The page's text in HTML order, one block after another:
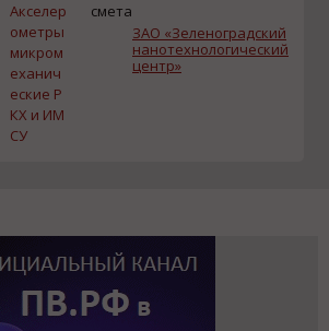
Акселер
ометры
микром
еханич
еские Р
КХ и ИМ
СУ
смета
ЗАО «Зеленоградский
нанотехнологический
центр»